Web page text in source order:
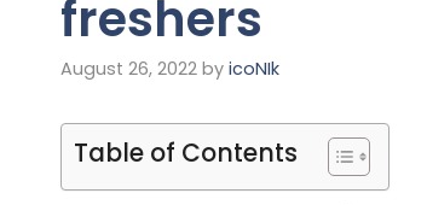
freshers
August 26, 2022 by icoNIk
Table of Contents